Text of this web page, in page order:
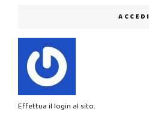
ACCEDI
Effettua il login al sito.